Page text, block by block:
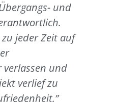
und
jeder Zeit auf
und
verlief zu